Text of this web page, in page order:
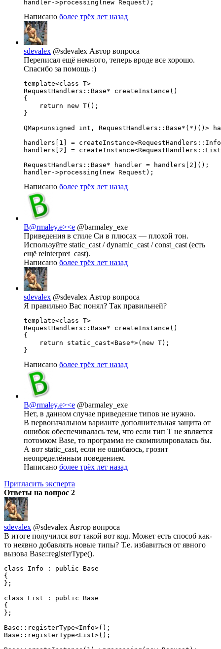
handler->processing(new Request);
Написано более трёх лет назад
sdevalex @sdevalex Автор вопроса
Переписал ещё немного, теперь вроде все хорошо.
Спасибо за помощь :)
template<class T>
RequestHandlers::Base* createInstance()
{
    return new T();
}
QMap<unsigned int, RequestHandlers::Base*(*)()>
handlers[1] =
handlers[2] =
RequestHandlers::Base* handler = handlers[2]();
handler->processing(new Request);
Написано более трёх лет назад
B@rmaley.e><e @barmaley_exe
Приведения в стиле Си в плюсах — плохой тон.
Используйте static_cast / dynamic_cast / const_cast (есть
ещё reinterpret_cast).
Написано более трёх лет назад
sdevalex @sdevalex Автор вопроса
Я правильно Вас понял? Так правильней?
template<class T>
RequestHandlers::Base* createInstance()
{
    return static_cast<Base*>(new T);
}
Написано более трёх лет назад
B@rmaley.e><e @barmaley_exe
Нет, в данном случае приведение типов не нужно.
В первоначальном варианте дополнительная защита от
ошибок обеспечивалась тем, что если тип T не является
потомком Base, то программа не скомпилировалась бы.
А вот static_cast, если не ошибаюсь, грозит
неопределённым поведением.
Написано более трёх лет назад
Пригласить эксперта
Ответы на вопрос 2
sdevalex @sdevalex Автор вопроса
В итоге получился вот такой вот код. Может есть способ как-
то неявно добавлять новые типы? Т.е. избавиться от явного
вызова Base::registerType().
class Info : public Base
{
};
class List : public Base
{
};
Base::registerType<Info>();
Base::registerType<List>();